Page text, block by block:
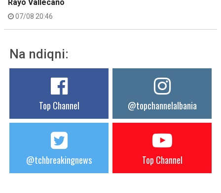
Rayo Vallecano
07/08 20:46
Na ndiqni:
Top Channel @topchannelalbania
@tchbreakingnews Top Channel